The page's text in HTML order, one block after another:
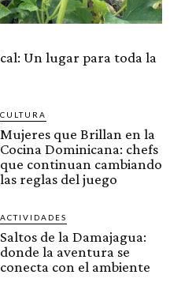
Un lugar para toda la
CULTURA
Mujeres que Brillan en la
Cocina Dominicana: chefs
que continuan cambiando
las reglas del juego
ACTIVIDADES
Saltos de la Damajagua:
donde la aventura se
conecta con el ambiente